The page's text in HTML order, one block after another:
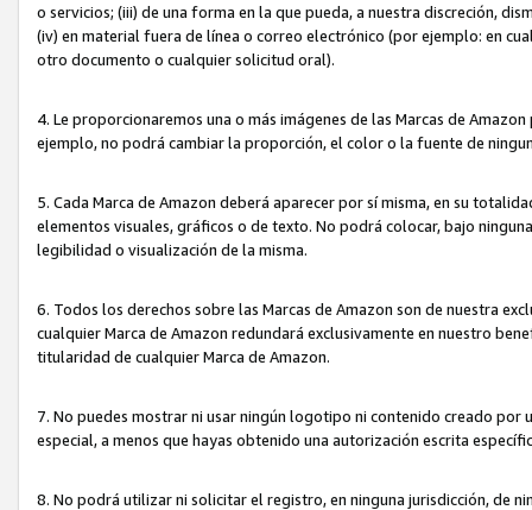
o servicios; (iii) de una forma en la que pueda, a nuestra discreción,
(iv) en material fuera de línea o correo electrónico (por ejemplo: en
otro documento o cualquier solicitud oral).
4. Le proporcionaremos una o más imágenes de las Marcas de
ejemplo, no podrá cambiar la proporción, el color o la fuente de
5. Cada Marca de Amazon deberá aparecer por sí misma, en su
elementos visuales, gráficos o de texto. No podrá colocar, bajo
legibilidad o visualización de la misma.
6. Todos los derechos sobre las Marcas de Amazon son de nuestra
cualquier Marca de Amazon redundará exclusivamente en nuestro
titularidad de cualquier Marca de Amazon.
7. No puedes mostrar ni usar ningún logotipo ni contenido creado por
especial, a menos que hayas obtenido una autorización escrita
8. No podrá utilizar ni solicitar el registro, en ninguna jurisdicción, de